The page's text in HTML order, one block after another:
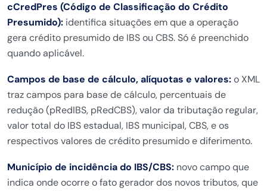
cCredPres (Código de Classificação do Crédito
Presumido): identifica situações em que a operação
gera crédito presumido de IBS ou CBS. Só é preenchido
quando aplicável.
Campos de base de cálculo, alíquotas e valores:o XML
traz campos para base de cálculo, percentuais de
redução (pRedIBS, pRedCBS), valor da tributação regular,
valor total do IBS estadual, IBS municipal, CBS, e os
respectivos valores de crédito presumido e diferimento.
Município de incidência do IBS/CBS: novo campo que
indica onde ocorre o fato gerador dos novos tributos, que